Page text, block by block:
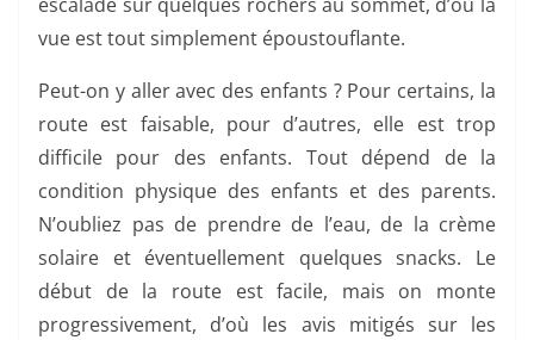
vue est tout simplement époustouflante.
Peut-on y aller avec des enfants ? Pour certains, la
route est faisable, pour d’autres, elle est trop
difficile pour des enfants. Tout dépend de la
condition physique des enfants et des parents.
N’oubliez pas de prendre de l’eau, de la crème
solaire et éventuellement quelques snacks. Le
début de la route est facile, mais on monte
progressivement, d’où les avis mitigés sur les